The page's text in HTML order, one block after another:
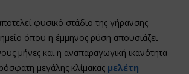
φυσικό στάδιο της γήρανσης.
όπου η έμμηνος ρύση απουσιάζει
μήνες και η αναπαραγωγική ικανότητα
μεγάλης κλίμακας μελέτη